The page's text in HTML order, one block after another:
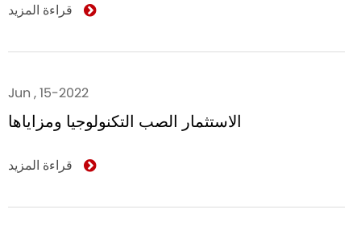
Jun , 15-2022
الاستثمار الصب التكنولوجيا ومزاياها